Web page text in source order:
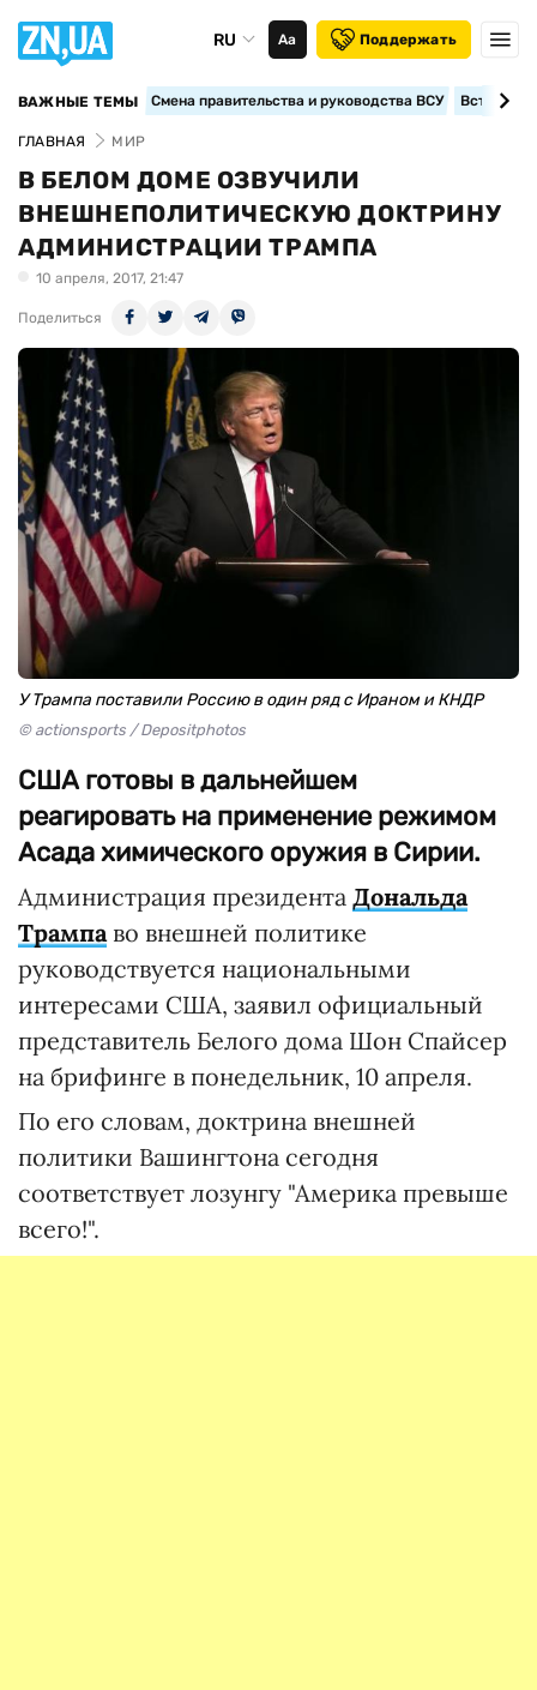
RU Аа Поддержать
ВАЖНЫЕ ТЕМЫ Смена правительства и руководства ВСУ
ГЛАВНАЯ МИР
В БЕЛОМ ДОМЕ ОЗВУЧИЛИ
ВНЕШНЕПОЛИТИЧЕСКУЮ ДОКТРИНУ
АДМИНИСТРАЦИИ ТРАМПА
10 апреля, 2017, 21:47
Поделиться
У Трампа поставили Россию в один ряд с Ираном и КНДР
© actionsports / Depositphotos
США готовы в дальнейшем
реагировать на применение режимом
Асада химического оружия в Сирии.
Администрация президента Дональда
Трампаво внешней политике
руководствуется национальными
интересами США, заявил официальный
представитель Белого дома Шон Спайсер
на брифинге в понедельник, 10 апреля.
По его словам, доктрина внешней
политики Вашингтона сегодня
соответствует лозунгу "Америка превыше
всего!".